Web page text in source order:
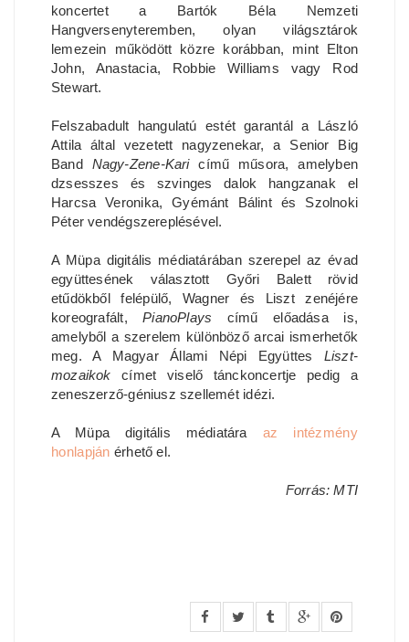
koncertet a Bartók Béla Nemzeti
Hangversenyteremben, olyan világsztárok
lemezein működött közre korábban, mint Elton
John, Anastacia, Robbie Williams vagy Rod
Stewart.
Felszabadult hangulatú estét garantál a László
Attila által vezetett nagyzenekar, a Senior Big
Band Nagy-Zene-Karicímű műsora, amelyben
dzsesszes és szvinges dalok hangzanak el
Harcsa Veronika, Gyémánt Bálint és Szolnoki
Péter vendégszereplésével.
A Müpa digitális médiatárában szerepel az évad
együttesének választott Győri Balett rövid
etűdökből felépülő, Wagner és Liszt zenéjére
koreografált,PianoPlays című előadása is,
amelyből a szerelem különböző arcai ismerhetők
meg. A Magyar Állami Népi Együttes Liszt-
mozaikok címet viselő tánckoncertje pedig a
zeneszerző-géniusz szellemét idézi.
A Müpa digitális médiatára az intézmény
honlapján érhető el.
Forrás: MTI